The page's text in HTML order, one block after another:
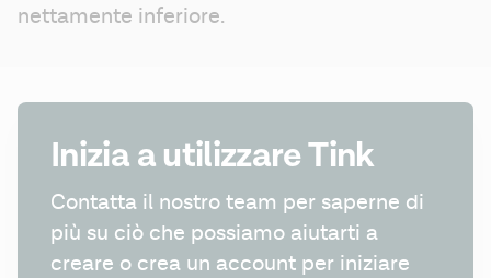
nettamente inferiore.
Inizia a utilizzare Tink
Contatta il nostro team per saperne di
più su ciò che possiamo aiutarti a
creare o crea un account per iniziare